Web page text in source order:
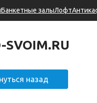
Банкетные залыЛофт
SVOIM.RU
назад